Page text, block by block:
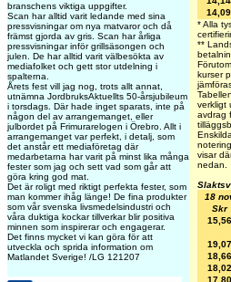
branschens viktiga uppgifter.
Scan har alltid varit ledande med sina
pressvisningar om nya matvaror och då
främst gjorda av gris. Scan har årliga
pressvisningar inför grillsäsongen och
julen. De har alltid varit välbesökta av
mediafolket och gett stor utdelning i
spalterna.
Årets fest vill jag nog, trots allt annat,
utnämna JordbruksAktuellts 50-årsjubileum
i torsdags. Där hade inget sparats, inte på
någon del av arrangemanget, eller
julbordet på Frimurarelogen i Örebro. Allt i
arrangemanget var perfekt, i detalj, som
det anstår ett mediaföretag där
medarbetarna har varit på minst lika många
fester som jag och sett vad som går att
göra kring god mat.
Det är roligt med riktigt perfekta fester, som
man kommer ihåg länge! De fina produkter
som vår svenska livsmedelsindustri och
våra duktiga kockar tillverkar blir positiva
minnen som inspirerar och engagerar.
Det finns mycket vi kan göra för att
utveckla och sprida information om
Matlandet Sverige! /LG 121207
14,09
* Alla
**
kurser
verkligt
avdrag
visar
nedan.
18
Skr
15,56
19,07
18,66
18,02